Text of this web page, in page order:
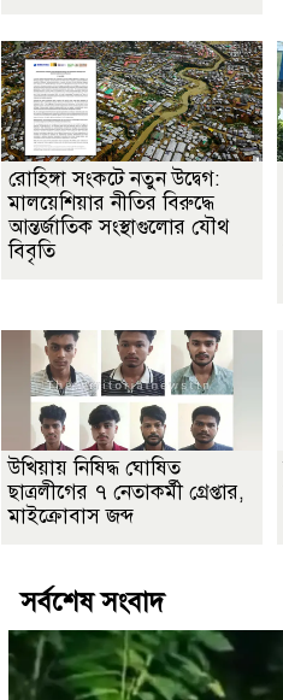
রোহিঙ্গা সংকটে নতুন উদ্বেগ:
মালয়েশিয়ার নীতির বিরুদ্ধে
আন্তর্জাতিক সংস্থাগুলোর যৌথ
বিবৃতি
উখিয়ায় নিষিদ্ধ ঘোষিত
ছাত্রলীগের ৭ নেতাকর্মী গ্রেপ্তার,
মাইক্রোবাস জব্দ
সর্বশেষ সংবাদ